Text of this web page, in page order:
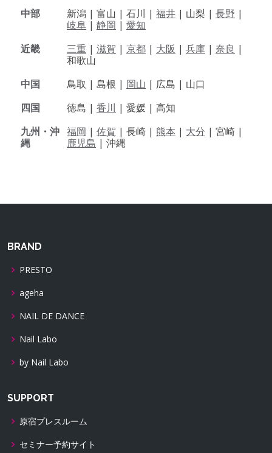
中部
新潟 | 富山 | 石川 | 福井 | 山梨 | 長野 |
岐阜 | 静岡 | 愛知
近畿
三重 | 滋賀 | 京都 | 大阪 | 兵庫 | 奈良 |
和歌山
中国
鳥取 | 島根 | 岡山 | 広島 | 山口
四国
徳島 | 香川 | 愛媛 | 高知
九州・沖
縄
福岡 | 佐賀 | 長崎 | 熊本 | 大分 | 宮崎 |
鹿児島 | 沖縄
BRAND
PRESTO
ageha
NAIL DE DANCE
Nail Labo
by Nail Labo
SUPPORT
原宿プレスルーム
セミナー予約サイト